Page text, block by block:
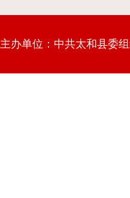
主办单位：中共太和县委